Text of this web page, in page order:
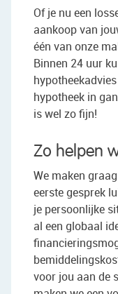
Of je nu een
aankoop van
één van onze
Binnen 24 uur
hypotheek in
is wel zo fijn!
Zo helpen
We maken
eerste gesprek
je persoonlijke
al een globaal
voor jou aan de